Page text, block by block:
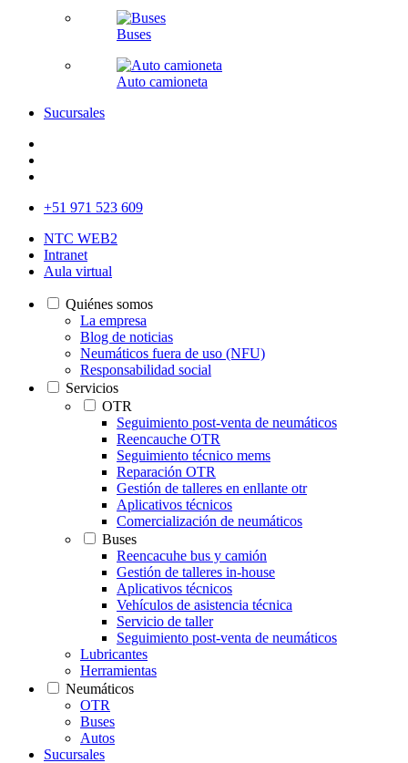
Buses
Auto camioneta
Sucursales
+51 971 523 609
NTC WEB2
Intranet
Aula virtual
Quiénes somos
La empresa
Blog de noticias
Neumáticos fuera de uso (NFU)
Responsabilidad social
Servicios
OTR
Seguimiento post-venta de neumáticos
Reencauche OTR
Seguimiento técnico mems
Reparación OTR
Gestión de talleres en enllante otr
Aplicativos técnicos
Comercialización de neumáticos
Buses
Reencacuhe bus y camión
Gestión de talleres in-house
Aplicativos técnicos
Vehículos de asistencia técnica
Servicio de taller
Seguimiento post-venta de neumáticos
Lubricantes
Herramientas
Neumáticos
OTR
Buses
Autos
Sucursales